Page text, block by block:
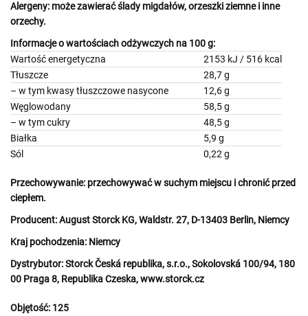
Alergeny: może zawieraćślady migdałów,orzeszki ziemnei inne
orzechy.
Informacje o wartościach odżywczych na 100 g:
Wartość energetyczna
2153 kJ / 516 kcal
Tłuszcze
28,7 g
– w tym kwasy tłuszczowe nasycone 12,6 g
Węglowodany
58,5 g
– w tym cukry
48,5 g
Białka
5,9 g
Sól
0,22 g
Przechowywanie: przechowywać w suchym miejscu i chronić przed
ciepłem.
Producent:August Storck KG, Waldstr. 27, D-13403 Berlin, Niemcy
Kraj pochodzenia: Niemcy
Dystrybutor:Storck Česká republika, s.r.o., Sokolovská 100/94, 180
00 Praga 8, Republika Czeska, www.storck.cz
Objętość: 125